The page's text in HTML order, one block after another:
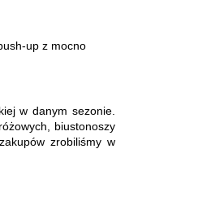
up z mocno
w danym sezonie.
biustonoszy
zrobiliśmy w